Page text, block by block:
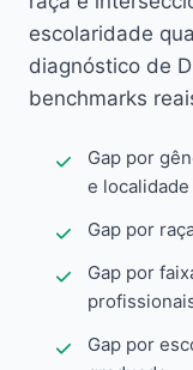
escolaridade
diagnóstico de
benchmarks
Gap por
e localidade
Gap por
Gap por
Gap por